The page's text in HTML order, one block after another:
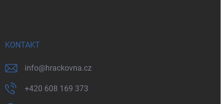
KONTAKT
info@hrackovna.cz
+420 608 169 373